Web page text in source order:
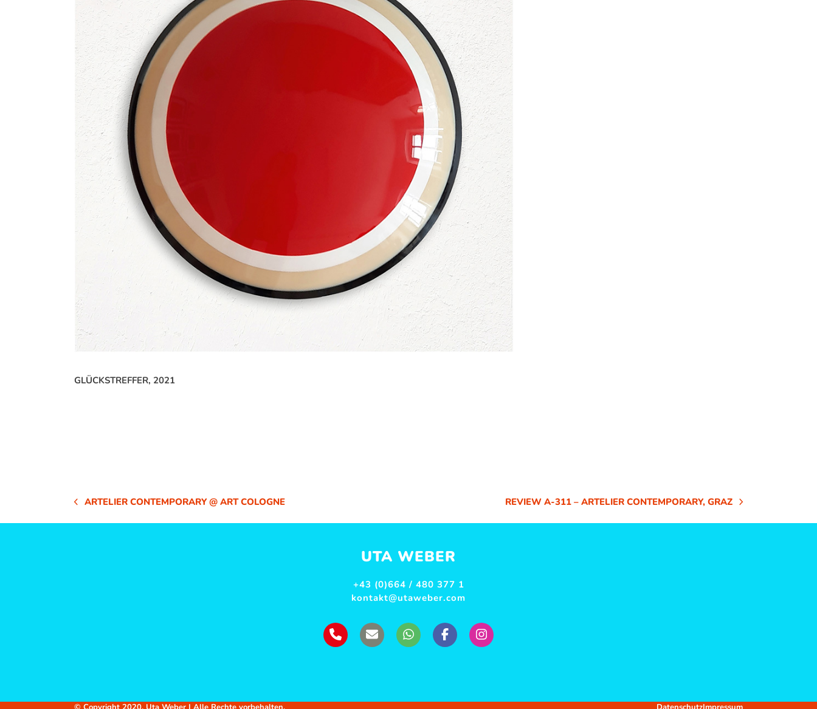
GLÜCKSTREFFER, 2021
VORHERIGER
BEITRAG:
ARTELIER CONTEMPORARY @ ART COLOGNE
NÄCHSTER
BEITRAG:
REVIEW A-311 – ARTELIER CONTEMPORARY, GRAZ
UTA WEBER
+43 (0)664 / 480 377 1
kontakt@utaweber.com